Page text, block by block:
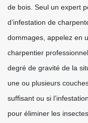
de bois. Seul un expert
d’infestation de
dommages, appelez en
charpentier
degré de gravité de la
une ou plusieurs
suffisant ou si
pour éliminer les